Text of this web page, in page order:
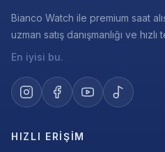
Bianco Watch ile premium saat
uzman satış danışmanlığı ve hızlı
En iyisi bu.
HIZLI ERIŞIM